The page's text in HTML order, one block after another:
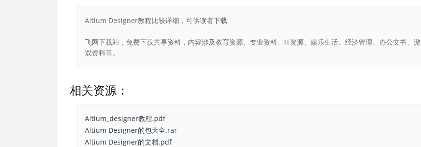
Altium Designer教程比较详细，可供读者下载
飞网下载站，免费下载共享资料，内容涉及教育资源、专业资料、IT资源、娱乐生活、经济管理、办公文书、游
戏资料等。
相关资源：
Altium_designer教程.pdf
Altium Designer的包大全.rar
Altium Designer的文档.pdf